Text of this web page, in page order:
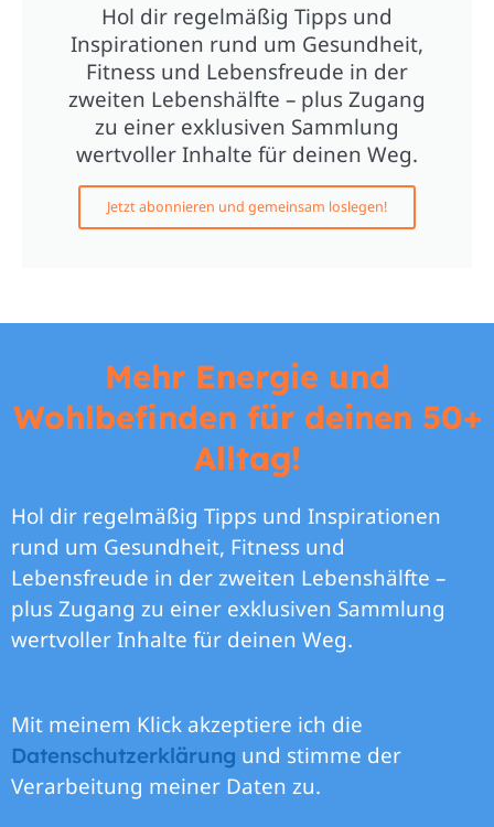
Hol dir regelmäßig Tipps und
Inspirationen rund um Gesundheit,
Fitness und Lebensfreude in der
zweiten Lebenshälfte – plus Zugang
zu einer exklusiven Sammlung
wertvoller Inhalte für deinen Weg.
Jetzt abonnieren und gemeinsam loslegen!
Mehr Energie und
Wohlbefinden für deinen 50+
Alltag!
Hol dir regelmäßig Tipps und Inspirationen
rund um Gesundheit, Fitness und
Lebensfreude in der zweiten Lebenshälfte –
plus Zugang zu einer exklusiven Sammlung
wertvoller Inhalte für deinen Weg.
Mit meinem Klick akzeptiere ich die
Datenschutzerklärung und stimme der
Verarbeitung meiner Daten zu.